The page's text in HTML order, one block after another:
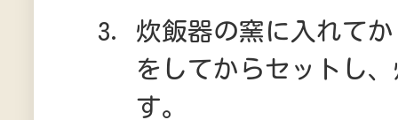
炊飯器の窯に入れて
をしてからセットし
す。